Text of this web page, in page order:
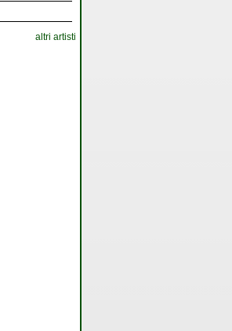
altri artisti